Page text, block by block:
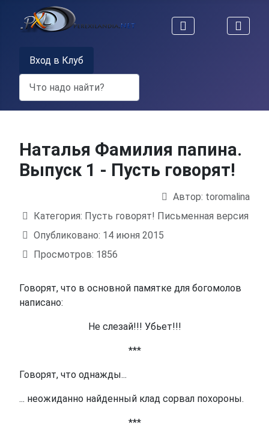
Вход в Клуб
Наталья Фамилия папина.
Выпуск 1 - Пусть говорят!
Автор: toromalina
Категория: Пусть говорят! Письменная версия
Опубликовано: 14 июня 2015
Просмотров: 1856
Говорят, что в основной памятке для богомолов
написано:
Не слезай!!! Убьет!!!
***
Говорят, что однажды...
... неожиданно найденный клад сорвал похороны.
***